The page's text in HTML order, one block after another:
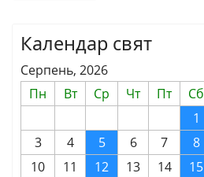
Календар свят
Серпень, 2026
Пн
Вт Ср Чт Пт Сб
1
3
4 5 6 7 8
10
11 12 13 14 15